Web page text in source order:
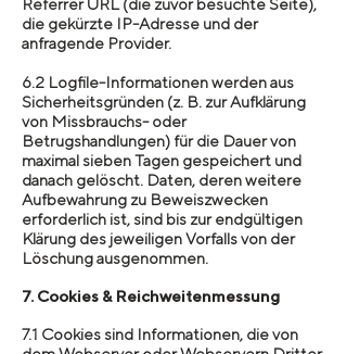
Referrer URL (die zuvor besuchte Seite),
die gekürzte IP-Adresse und der
anfragende Provider.
6.2 Logfile-Informationen werden aus
Sicherheitsgründen (z. B. zur Aufklärung
von Missbrauchs- oder
Betrugshandlungen) für die Dauer von
maximal sieben Tagen gespeichert und
danach gelöscht. Daten, deren weitere
Aufbewahrung zu Beweiszwecken
erforderlich ist, sind bis zur endgültigen
Klärung des jeweiligen Vorfalls von der
Löschung ausgenommen.
7. Cookies & Reichweitenmessung
7.1 Cookies sind Informationen, die von